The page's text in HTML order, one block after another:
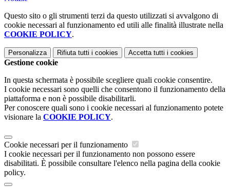
Questo sito o gli strumenti terzi da questo utilizzati si avvalgono di
cookie necessari al funzionamento ed utili alle finalità illustrate nella
COOKIE POLICY.
Personalizza Rifiuta tutti i cookies Accetta tutti i cookies
Gestione cookie
In questa schermata è possibile scegliere quali cookie consentire.
I cookie necessari sono quelli che consentono il funzionamento della
piattaforma e non è possibile disabilitarli.
Per conoscere quali sono i cookie necessari al funzionamento potete
visionare la COOKIE POLICY.
Cookie necessari per il funzionamento
I cookie necessari per il funzionamento non possono essere
disabilitati. È possibile consultare l'elenco nella pagina della cookie
policy.